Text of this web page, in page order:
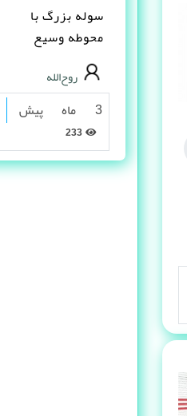
سوله بزرگ با
محوطه وسیع
مناسب تولید و انبار
– یاسوجروح‌الله
3 ماه پیش